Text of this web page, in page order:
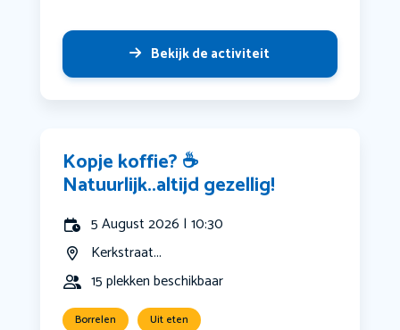
Bekijk de activiteit
Kopje koffie? ☕️
Natuurlijk..altijd gezellig!
5 August 2026 | 10:30
Kerkstraat...
15 plekken beschikbaar
Borrelen Uit eten